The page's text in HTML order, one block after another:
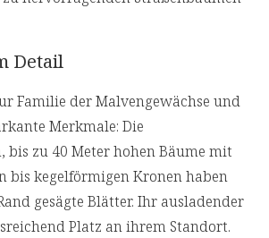
Detail
Familie der Malvengewächse und
Merkmale: Die
bis zu 40 Meter hohen Bäume mit
bis kegelförmigen Kronen haben
gesägte Blätter. Ihr ausladender
Platz an ihrem Standort.